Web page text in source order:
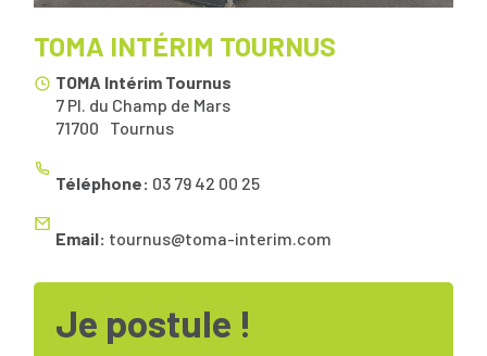
TOMA INTÉRIM TOURNUS
TOMA Intérim Tournus
7 Pl. du Champ de Mars
Tournus
71700
Téléphone: 03 79 42 00 25
Email: tournus@toma-interim.com
Je postule !